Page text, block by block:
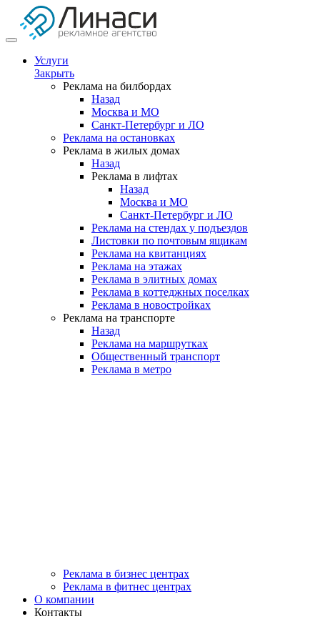
Услуги
Закрыть
Реклама на билбордах
Назад
Москва и МО
Санкт-Петербург и ЛО
Реклама на остановках
Реклама в жилых домах
Назад
Реклама в лифтах
Назад
Москва и МО
Санкт-Петербург и ЛО
Реклама на стендах у подъездов
Листовки по почтовым ящикам
Реклама на квитанциях
Реклама на этажах
Реклама в элитных домах
Реклама в коттеджных поселках
Реклама в новостройках
Реклама на транспорте
Назад
Реклама на маршрутках
Общественный транспорт
Реклама в метро
Реклама в бизнес центрах
Реклама в фитнес центрах
О компании
Контакты